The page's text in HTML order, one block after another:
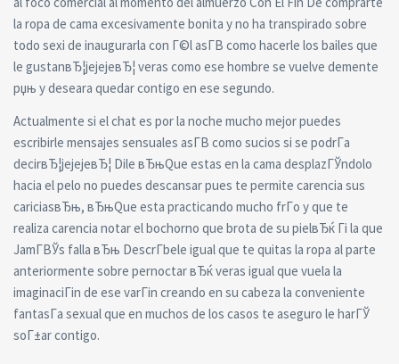
la ropa de cama excesivamente bonita y no ha transpirado sobre
todo sexi de inaugurarla con Г©l asГ­В­ como hacerle los bailes que
le gustanвЂ¦jejejeвЂ¦ veras como ese hombre se vuelve demente
рџњ y deseara quedar contigo en ese segundo.
Actualmente si el chat es por la noche mucho mejor puedes
escribirle mensajes sensuales asГ­В­ como sucios si se podrГ­a
decirвЂ¦jejejeвЂ¦ Dile вЂњQue estas en la cama desplazГЎndolo
hacia el pelo no puedes descansar pues te permite carencia sus
cariciasвЂњ, вЂњQue esta practicando mucho frГ­o y que te
realiza carencia notar el bochorno que brota de su pielвЂќ Гі la que
JamГ­ВЎs falla вЂњ DescrГ­bele igual que te quitas la ropa al parte
anteriormente sobre pernoctar вЂќ veras igual que vuela la
imaginaciГіn de ese varГіn creando en su cabeza la conveniente
fantasГ­a sexual que en muchos de los casos te aseguro le harГЎ
soГ±ar contigo.